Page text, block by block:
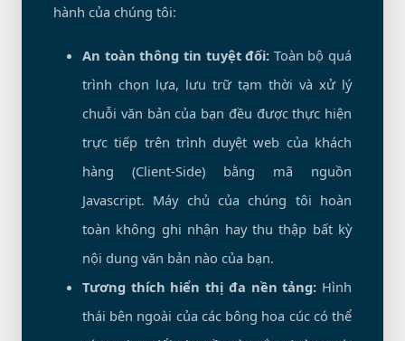
hành của chúng tôi:
An toàn thông tin tuyệt đối: Toàn bộ quá
trình chọn lựa, lưu trữ tạm thời và xử lý
chuỗi văn bản của bạn đều được thực hiện
trực tiếp trên trình duyệt web của khách
hàng (Client-Side) bằng mã nguồn
Javascript. Máy chủ của chúng tôi hoàn
toàn không ghi nhận hay thu thập bất kỳ
nội dung văn bản nào của bạn.
Tương thích hiển thị đa nền tảng: Hình
thái bên ngoài của các bông hoa cúc có thể